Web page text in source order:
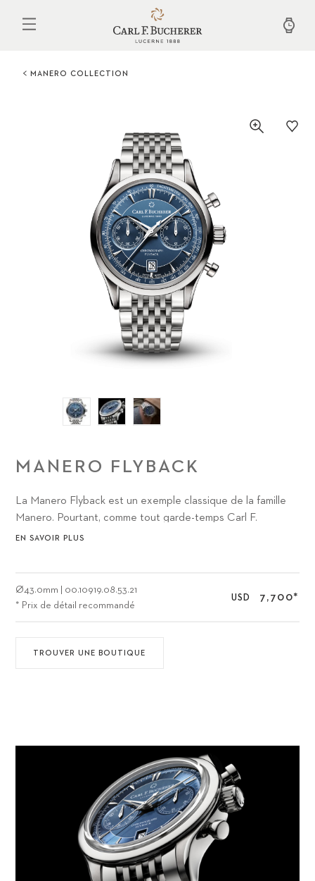
contenu
MANERO COLLECTION
MANERO FLYBACK
La Manero Flyback est un exemple classique de la famille
Manero. Pourtant, comme tout garde-temps Carl F.
Bucherer, elle renferme un détail véritablement unique à
en vol (flyback).
EN SAVOIR PLUS
Ø43.0mm
00.10919.08.53.21
* Prix de détail recommandé
USD 7,700*
TROUVER UNE BOUTIQUE